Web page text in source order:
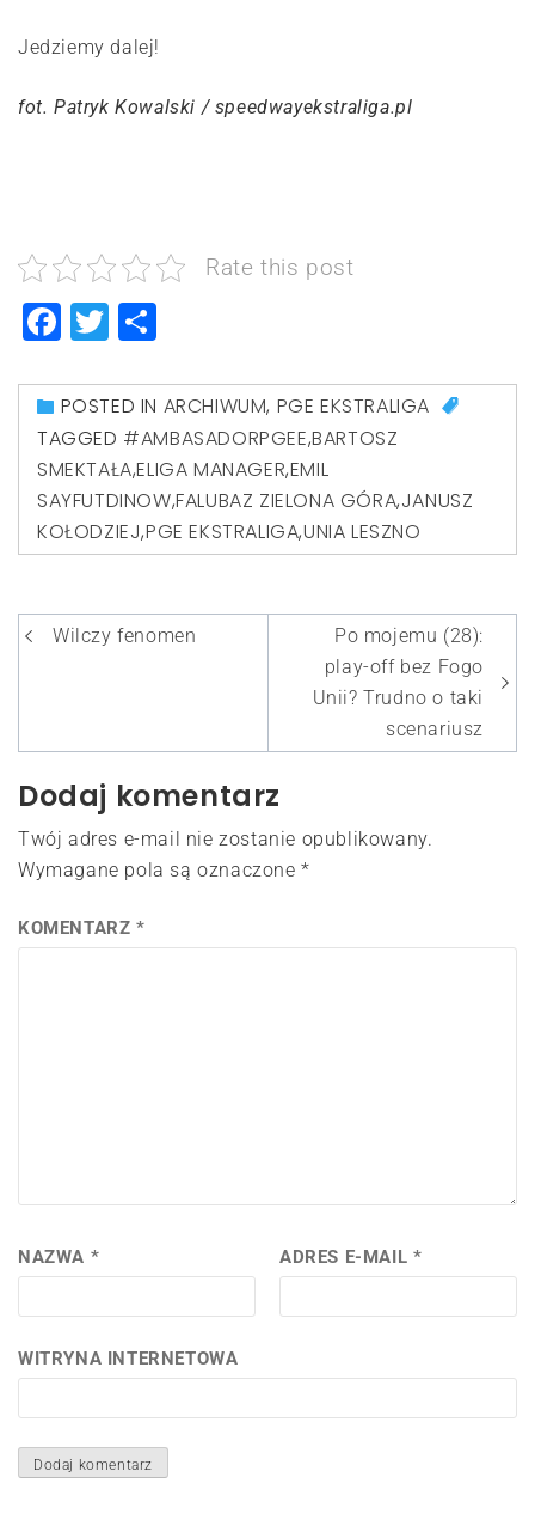
Jedziemy dalej!
fot. Patryk Kowalski / speedwayekstraliga.pl
Rate this post
Facebook
Twitter
POSTED IN ARCHIWUM, PGE EKSTRALIGA
TAGGED #AMBASADORPGEE,BARTOSZ
SMEKTAŁA,ELIGA MANAGER,EMIL
SAYFUTDINOW,FALUBAZ ZIELONA GÓRA,JANUSZ
KOŁODZIEJ,PGE EKSTRALIGA,UNIA LESZNO
Nawigacja
Wilczy fenomen
Po mojemu (28):
play-off bez Fogo
Unii? Trudno o taki
scenariusz
Dodaj komentarz
Twój adres e-mail nie zostanie opublikowany.
Wymagane pola są oznaczone*
KOMENTARZ *
NAZWA * ADRES E-MAIL *
WITRYNA INTERNETOWA